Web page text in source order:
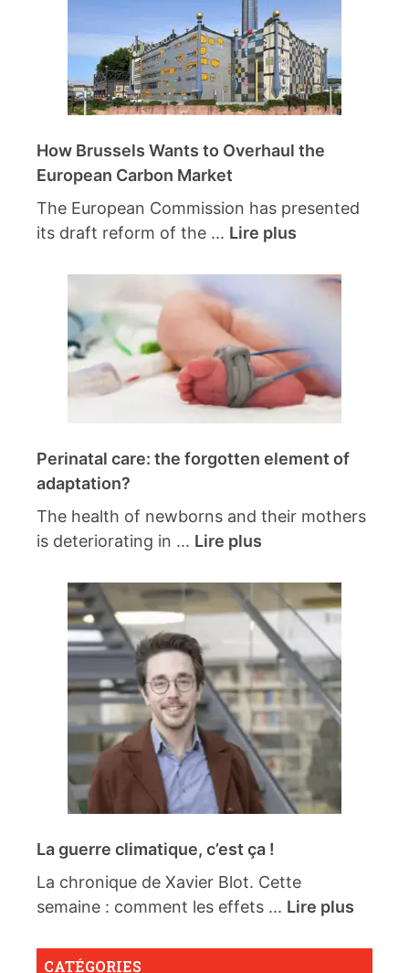
How Brussels Wants to Overhaul the
European Carbon Market
The European Commission has presented
its draft reform of the ... Lire plus
Perinatal care: the forgotten element of
adaptation?
The health of newborns and their mothers
is deteriorating in ... Lire plus
La guerre climatique, c’est ça !
La chronique de Xavier Blot. Cette
semaine : comment les effets ... Lire plus
CATÉGORIES